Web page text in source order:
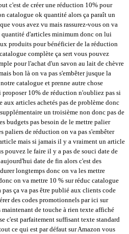
c'est de créer une réduction 10% pour
catalogue ok quantité alors ça paraît un
vous avez vu mais rassurez-vous on va
quantité d'articles minimum donc on lui
produits pour bénéficier de la réduction
complète ça sert vous pouvez
pour l'achat d'un savon au lait de chèvre
bon là on va pas s'embêter jusque la
catalogue et prenne autre chose
10% de réduction n'oubliez pas si
aux articles achetés pas de problème donc
un troisième non donc pas de
budgets pas besoin de le mettre palier
paliers de réduction on va pas s'embêter
mais si jamais il y a vraiment un article
pouvez le faire il y a pas de souci date de
date de fin alors c'est des
longtemps donc on va les mettre
on va mettre 10 % sur réduc catalogue
ça va pas être publié aux clients code
des codes promotionnels par ici sur
maintenant de touche à rien texte affiché
c'est parfaitement suffisant texte standard
ce qui est par défaut sur Amazon vous